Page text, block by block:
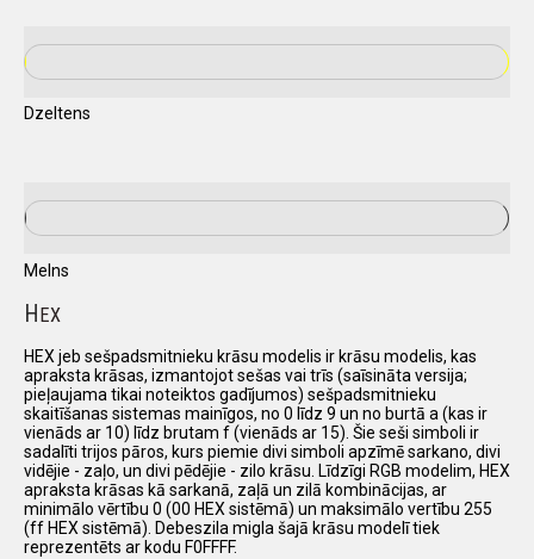
Dzeltens
Melns
HEX
HEX jeb sešpadsmitnieku krāsu modelis ir krāsu modelis, kas
apraksta krāsas, izmantojot sešas vai trīs (saīsināta versija;
pieļaujama tikai noteiktos gadījumos) sešpadsmitnieku
skaitīšanas sistemas mainīgos, no 0 līdz 9 un no burtā a (kas ir
vienāds ar 10) līdz brutam f (vienāds ar 15). Šie seši simboli ir
sadalīti trijos pāros, kurs piemie divi simboli apzīmē sarkano, divi
vidējie - zaļo, un divi pēdējie - zilo krāsu. Līdzīgi RGB modelim, HEX
apraksta krāsas kā sarkanā, zaļā un zilā kombinācijas, ar
minimālo vērtību 0 (00 HEX sistēmā) un maksimālo vertību 255
(ff HEX sistēmā). Debeszila migla šajā krāsu modelī tiek
reprezentēts ar kodu F0FFFF.